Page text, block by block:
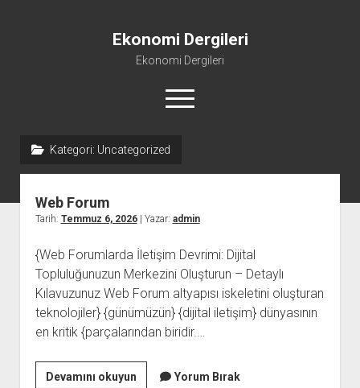
Ekonomi Dergileri
Ekonomi Dergileri
menüyü
aç
Kategori: Uncategorized
Web Forum
Tarih: Temmuz 6, 2026| Yazar: admin
{Web Forumlarda İletişim Devrimi: Dijital
Topluluğunuzun Merkezini Oluşturun – Detaylı
Kılavuzunuz Web Forum altyapısı iskeletini oluşturan
teknolojiler} {günümüzün} {dijital iletişim} dünyasının
en kritik {parçalarından biridir.…
Devamını okuyunWeb
Yorum Bırak